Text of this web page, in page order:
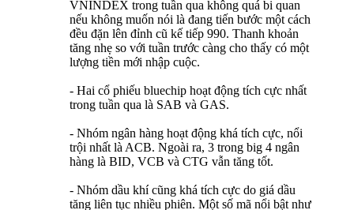
VNINDEX trong tuần qua không quá bi quan
nếu không muốn nói là đang tiến bước một cách
đều đặn lên đỉnh cũ kế tiếp 990. Thanh khoản
tăng nhẹ so với tuần trước càng cho thấy có một
lượng tiền mới nhập cuộc.
- Hai cổ phiếu bluechip hoạt động tích cực nhất
trong tuần qua là SAB và GAS.
- Nhóm ngân hàng hoạt động khá tích cực, nổi
trội nhất là ACB. Ngoài ra, 3 trong big 4 ngân
hàng là BID, VCB và CTG vẫn tăng tốt.
- Nhóm dầu khí cũng khá tích cực do giá dầu
tăng liên tục nhiều phiên. Một số mã nổi bật như